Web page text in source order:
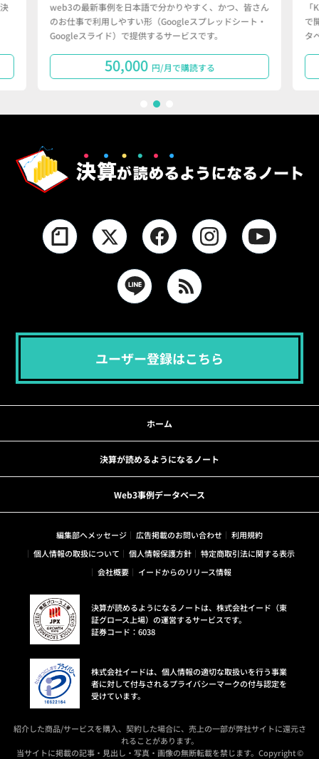
web3の最新事例を日本語で分かりやすく、かつ、皆さん
のお仕事で利用しやすい形（Googleスプレッドシート・
Googleスライド）で提供するサービスです。
50,000 円/月で購読する
で
タ
ユーザー登録はこちら
ホーム
決算が読めるようになるノート
Web3事例データベース
編集部へメッセージ 広告掲載のお問い合わせ
利用規約
個人情報の取扱について
個人情報保護方針
特定商取引法に関する表示
会社概要
イードからのリリース情報
決算が読めるようになるノートは、株式会社イード（東
証グロース上場）の運営するサービスです。
証券コード：6038
株式会社イードは、個人情報の適切な取扱いを行う事業
者に対して付与されるプライバシーマークの付与認定を
受けています。
紹介した商品/サービスを購入、契約した場合に、売上の一部が弊社サイトに還元さ
れることがあります。
当サイトに掲載の記事・見出し・写真・画像の無断転載を禁じます。Copyright ©